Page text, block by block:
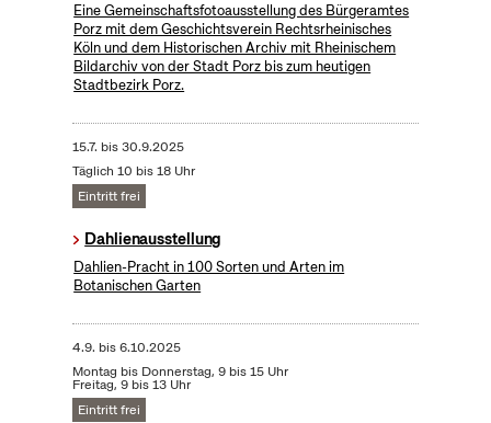
Eine Gemeinschaftsfotoausstellung des Bürgeramtes
Porz mit dem Geschichtsverein Rechtsrheinisches
Köln und dem Historischen Archiv mit Rheinischem
Bildarchiv von der Stadt Porz bis zum heutigen
Stadtbezirk Porz.
15.7. bis30.9.2025
Täglich 10 bis 18 Uhr
Eintritt frei
Dahlienausstellung
Dahlien-Pracht in 100 Sorten und Arten im
Botanischen Garten
4.9. bis6.10.2025
Montag bis Donnerstag, 9 bis 15 Uhr
Freitag, 9 bis 13 Uhr
Eintritt frei